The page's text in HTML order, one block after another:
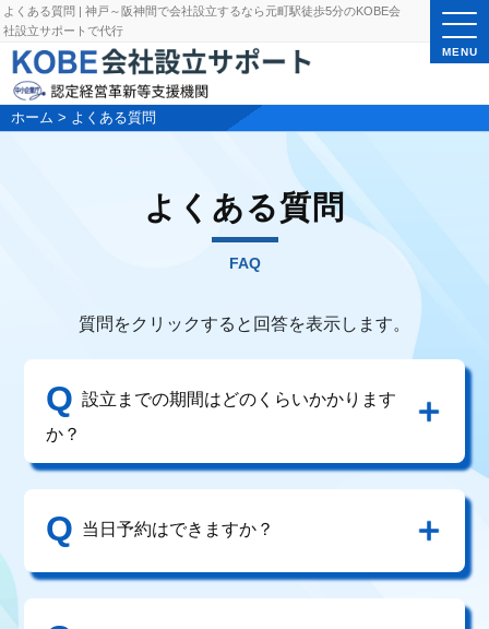
よくある質問 | 神戸～阪神間で会社設立するなら元町駅徒歩5分のKOBE会
社設立サポートで代行
MENU
ホーム > よくある質問
よくある質問
FAQ
質問をクリックすると回答を表示します。
Q 設立までの期間はどのくらいかかります
か？
Q 当日予約はできますか？